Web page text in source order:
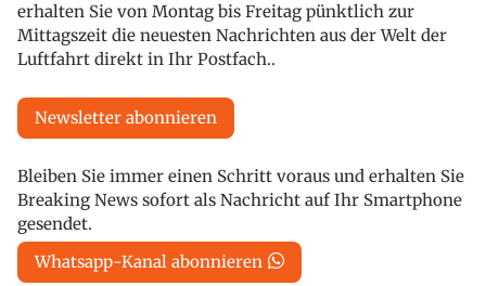
erhalten Sie von Montag bis Freitag pünktlich zur
Mittagszeit die neuesten Nachrichten aus der Welt der
Luftfahrt direkt in Ihr Postfach..
Newsletter abonnieren
Bleiben Sie immer einen Schritt voraus und erhalten Sie
Breaking News sofort als Nachricht auf Ihr Smartphone
gesendet.
Whatsapp-Kanal abonnieren